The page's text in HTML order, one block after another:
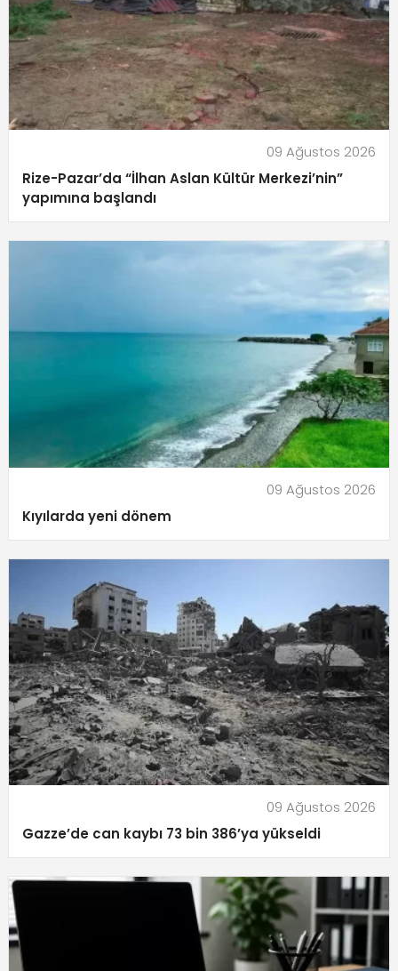
09 Ağustos 2026
Rize-Pazar’da “İlhan Aslan Kültür Merkezi’nin”
yapımına başlandı
09 Ağustos 2026
Kıyılarda yeni dönem
09 Ağustos 2026
Gazze’de can kaybı 73 bin 386’ya yükseldi